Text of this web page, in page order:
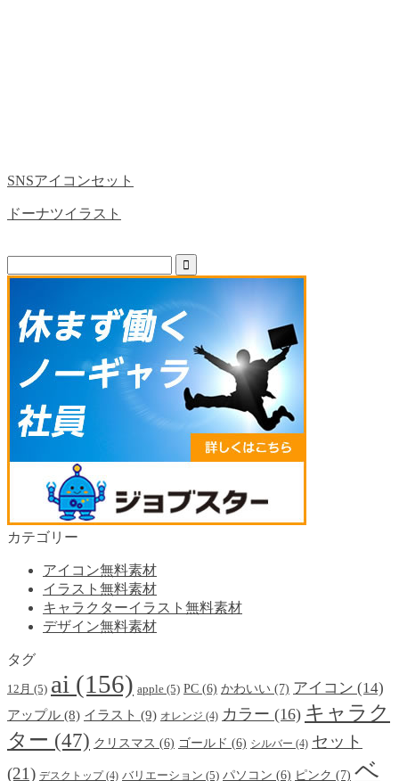
SNSアイコンセット
ドーナツイラスト
カテゴリー
アイコン無料素材
イラスト無料素材
キャラクターイラスト無料素材
デザイン無料素材
タグ
12月 (5) ai (156) apple (5) PC (6) かわいい (7) アイコン (14)
アップル (8) イラスト (9) オレンジ (4) カラー (16) キャラク
ター (47) クリスマス (6) ゴールド (6) シルバー (4) セット
(21) デスクトップ(4) バリエーション (5) パソコン (6) ピンク (7) ベ